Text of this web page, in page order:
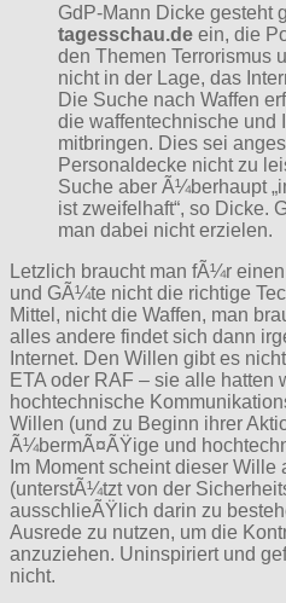
GdP-Mann Dicke gesteht
tagesschau.de ein, die
den Themen Terrorismus
nicht in der Lage, das
Die Suche nach Waffen
die waffentechnische und
mitbringen. Dies sei
Personaldecke nicht zu
Suche aber Ã¼berhaupt
ist zweifelhaft“, so Dicke.
man dabei nicht erzielen.
Letzlich braucht man fÃ¼r
und GÃ¼te nicht die richtige
Mittel, nicht die Waffen, man
alles andere findet sich dann
Internet. Den Willen gibt es
ETA oder RAF – sie alle hatten
hochtechnische
Willen (und zu Beginn ihrer
Ã¼bermÃ¤ÃŸige und
Im Moment scheint dieser
(unterstÃ¼tzt von der
ausschlieÃŸlich darin zu
Ausrede zu nutzen, um die
anzuziehen. Uninspiriert und
nicht.